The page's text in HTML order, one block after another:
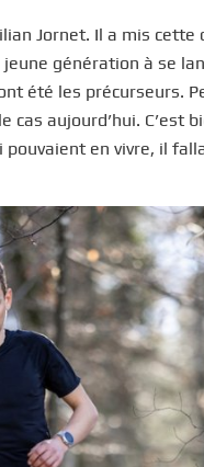
Jornet. Il a mis
génération à se
été les précurseurs.
cas aujourd’hui.
en vivre, il